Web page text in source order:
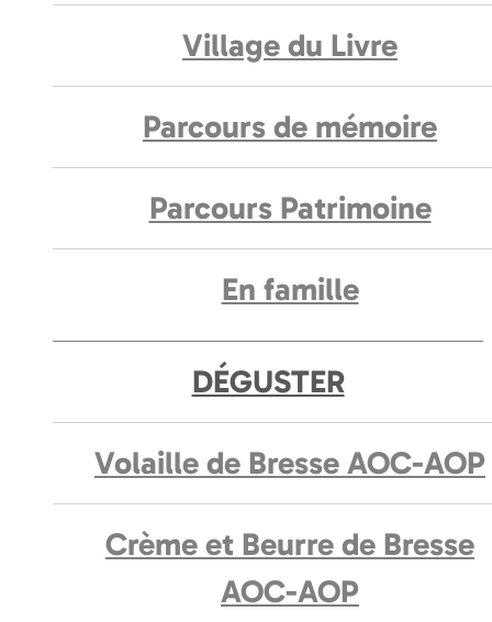
Village du Livre
Parcours de mémoire
Parcours Patrimoine
En famille
DÉGUSTER
Volaille de Bresse AOC-AOP
Crème et Beurre de Bresse
AOC-AOP